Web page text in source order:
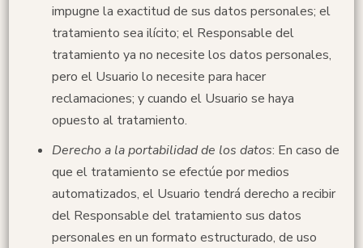
impugne la exactitud de sus datos personales; el
tratamiento sea ilícito; el Responsable del
tratamiento ya no necesite los datos personales,
pero el Usuario lo necesite para hacer
reclamaciones; y cuando el Usuario se haya
opuesto al tratamiento.
Derecho a la portabilidad de los datos: En caso de
que el tratamiento se efectúe por medios
automatizados, el Usuario tendrá derecho a recibir
del Responsable del tratamiento sus datos
personales en un formato estructurado, de uso